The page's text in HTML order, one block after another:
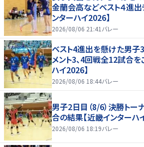
金蘭会高などベスト４進
ンターハイ2026】
2026/08/06 21:41 バレー
ベスト4進出を懸けた男子
メント3、4回戦全12試合を
ハイ2026】
2026/08/06 18:44バレー
男子2日目（8/6）決勝トー
合の結果【近畿インターハ
2026/08/06 18:19バレー